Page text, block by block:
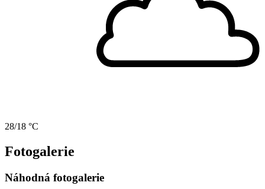
28/18 °C
Fotogalerie
Náhodná fotogalerie